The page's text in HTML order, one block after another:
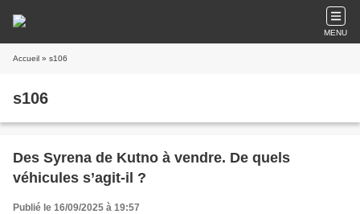
MENU
Accueil » s106
s106
Des Syrena de Kutno à vendre. De quels
véhicules s’agit-il ?
Publié le 16/09/2025 à 19:57